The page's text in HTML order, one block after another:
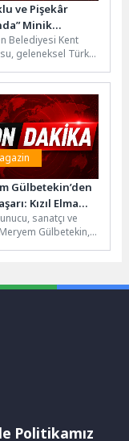
ve Pişekâr
Minik
Buluştu
Belediyesi Kent
geleneksel Türk
Kavuklu ve
minik
Gülbetekin’den
Kızıl Elma
ve Yeni
sanatçı ve
Gülbetekin,
Politikamız